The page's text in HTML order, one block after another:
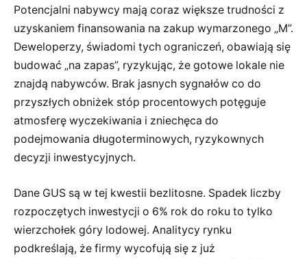
Potencjalni nabywcy mają coraz większe trudności z
uzyskaniem finansowania na zakup wymarzonego „M”.
Deweloperzy, świadomi tych ograniczeń, obawiają się
budować „na zapas”, ryzykując, że gotowe lokale nie
znajdą nabywców. Brak jasnych sygnałów co do
przyszłych obniżek stóp procentowych potęguje
atmosferę wyczekiwania i zniechęca do
podejmowania długoterminowych, ryzykownych
decyzji inwestycyjnych.
Dane GUS są w tej kwestii bezlitosne. Spadek liczby
rozpoczętych inwestycji o 6% rok do roku to tylko
wierzchołek góry lodowej. Analitycy rynku
podkreślają, że firmy wycofują się z już